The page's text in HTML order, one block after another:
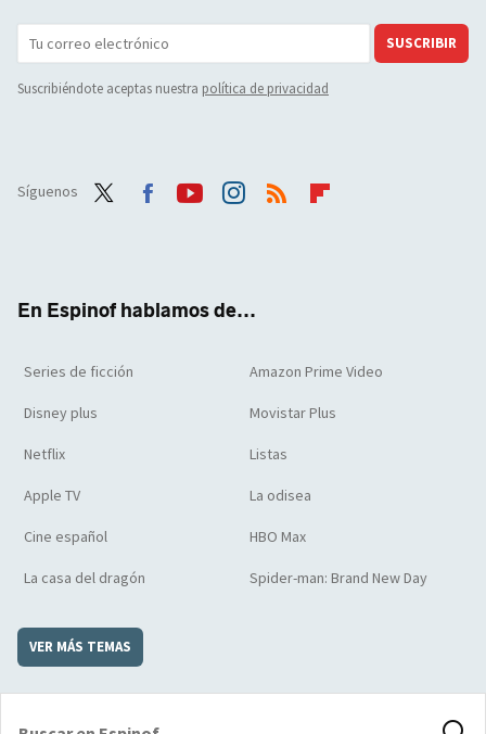
SUSCRIBIR
Suscribiéndote aceptas nuestra política de privacidad
Síguenos
En Espinof hablamos de...
Series de ficción Amazon Prime Video
Disney plus Movistar Plus
Netflix Listas
Apple TV La odisea
Cine español HBO Max
La casa del dragón Spider-man: Brand New Day
VER MÁS TEMAS